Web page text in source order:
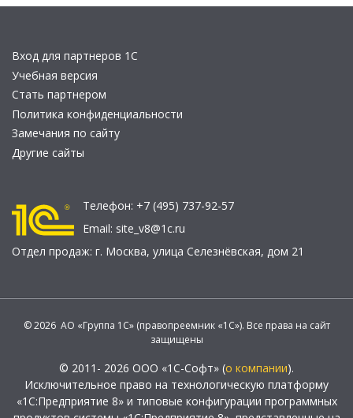
Вход для партнеров 1С
Учебная версия
Стать партнером
Политика конфиденциальности
Замечания по сайту
Другие сайты
Телефон: +7 (495) 737-92-57
Email: site_v8@1c.ru
Отдел продаж: г. Москва, улица Селезнёвская, дом 21
© 2026 АО «Группа 1С» (правопреемник «1С»). Все права на сайт
защищены
© 2011- 2026 ООО «1С-Софт» (о компании).
Исключительное право на технологическую платформу
«1С:Предприятие 8» и типовые конфигурации программных